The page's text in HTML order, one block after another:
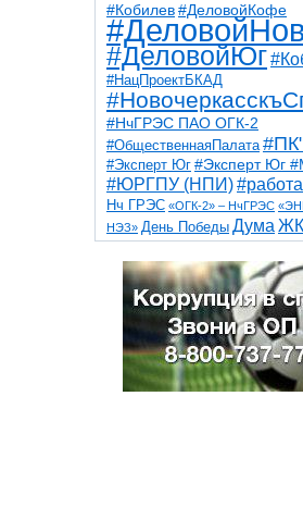
#Кобилев #ДеловойКофе
#ДеловойЮг
#НацПроектБКАД
#НчГРЭС ПАО ОГК-2
#ОбщественнаяПалата
#Эксперт Юг #Эксперт Юг
#ЮРГПУ (НПИ)
Нч ГРЭС «ОГК-2» – НчГРЭС
НЭЗ» День Победы Дума
НчГРЭС ТНТ
благоустройство
детидороги казаки
общественная палата парк
спорт театр транспорт